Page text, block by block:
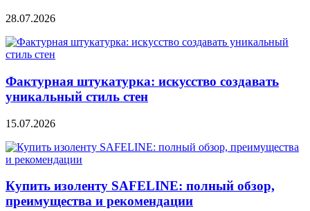
28.07.2026
Фактурная штукатурка: искусство создавать
уникальный стиль стен
15.07.2026
Купить изоленту SAFELINE: полный обзор,
преимущества и рекомендации